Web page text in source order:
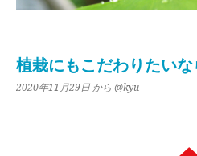
植栽にもこだわりたいな
2020年11月29日 から @kyu